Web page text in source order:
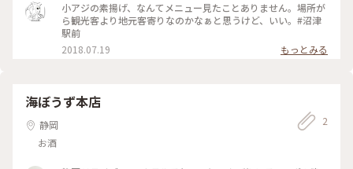
小アジの素揚げ、なんてメニュー見たことありません。場所が
ら観光客より地元客寄りなのかなぁと思うけど、いい。#沼津
駅前
2018.07.19
もっとみる
海ぼうず本店
静岡
お酒
2